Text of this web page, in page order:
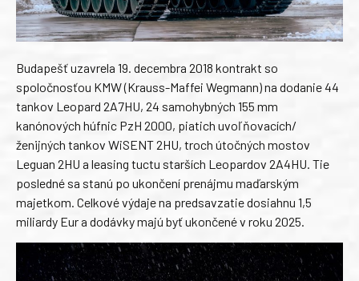
Budapešť uzavrela 19. decembra 2018 kontrakt so
spoločnosťou KMW (Krauss-Maffei Wegmann) na dodanie 44
tankov Leopard 2A7HU, 24 samohybných 155 mm
kanónových húfnic PzH 2000, piatich uvoľňovacích/
ženijných tankov WiSENT 2HU, troch útočných mostov
Leguan 2HU a leasing tuctu starších Leopardov 2A4HU. Tie
posledné sa stanú po ukončení prenájmu maďarským
majetkom. Celkové výdaje na predsavzatie dosiahnu 1,5
miliardy Eur a dodávky majú byť ukončené v roku 2025.